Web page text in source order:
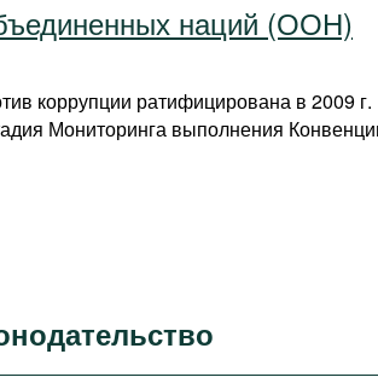
наций (ООН)
коррупции ратифицирована в 2009 г.
Мониторинга выполнения